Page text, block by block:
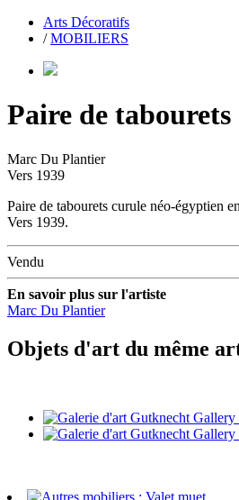
Arts Décoratifs
/MOBILIERS
Paire de
Marc Du Plantier
Vers 1939
Paire de tabourets curule néo-égyptien
Vers 1939.
Vendu
En savoir plus sur l'artiste
Marc Du Plantier
Objets d'art du même